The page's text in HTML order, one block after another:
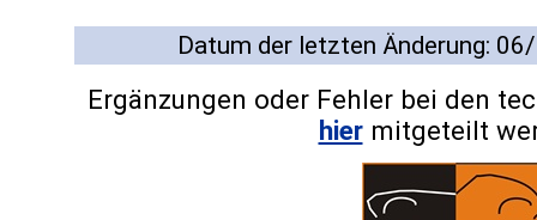
Datum der letzten Änderung:
Ergänzungen oder Fehler bei den
hiermitgeteilt